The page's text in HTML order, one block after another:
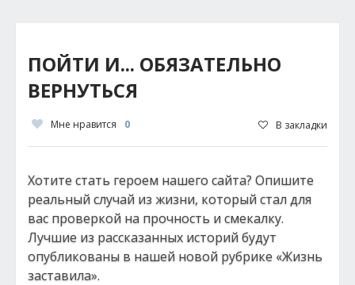
ПОЙТИ И... ОБЯЗАТЕЛЬНО
ВЕРНУТЬСЯ
Мне нравится 0 В закладки
Хотите стать героем нашего сайта? Опишите
реальный случай из жизни, который стал для
вас проверкой на прочность и смекалку.
Лучшие из рассказанных историй будут
опубликованы в нашей новой рубрике «Жизнь
заставила».